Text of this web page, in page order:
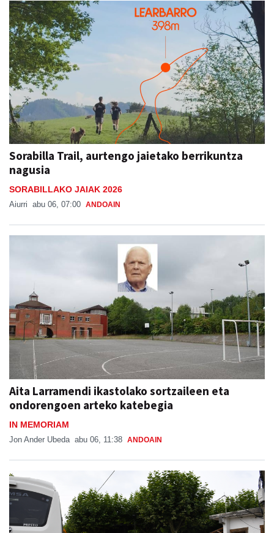
Sorabilla Trail, aurtengo jaietako berrikuntza
nagusia
SORABILLAKO JAIAK 2026
Aiurri abu 06, 07:00 ANDOAIN
Aita Larramendi ikastolako sortzaileen eta
ondorengoen arteko katebegia
IN MEMORIAM
Jon Ander Ubeda abu 06, 11:38 ANDOAIN